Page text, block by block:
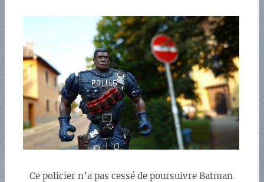
Ce policier n’a pas cessé de poursuivre Batman